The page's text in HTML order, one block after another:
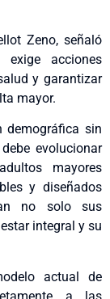
Zeno, señaló
acciones
y garantizar
mayor.
demográfica sin
evolucionar
mayores
y diseñados
no solo sus
integral y su
actual de